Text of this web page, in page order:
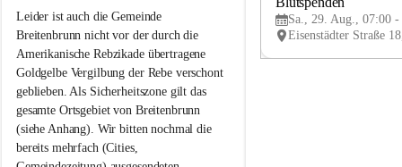
i
t
e
n
b
r
u
n
n
Leider ist auch die Gemeinde
Breitenbrunn nicht vor der durch die
Amerikanische Rebzikade übertragene
Goldgelbe Vergilbung der Rebe verschont
geblieben. Als Sicherheitszone gilt das
gesamte Ortsgebiet von Breitenbrunn
(siehe Anhang). Wir bitten nochmal die
bereits mehrfach (Cities,
e
Sa., 29. Aug., 07:00 -